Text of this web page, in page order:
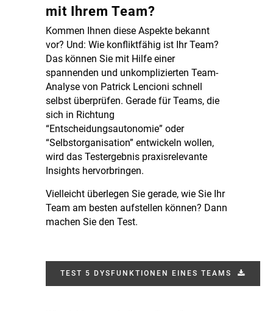
mit Ihrem Team?
Kommen Ihnen diese Aspekte bekannt
vor? Und: Wie konfliktfähig ist Ihr Team?
Das können Sie mit Hilfe einer
spannenden und unkomplizierten Team-
Analyse von Patrick Lencioni schnell
selbst überprüfen. Gerade für Teams, die
sich in Richtung
“Entscheidungsautonomie” oder
“Selbstorganisation” entwickeln wollen,
wird das Testergebnis praxisrelevante
Insights hervorbringen.
Vielleicht überlegen Sie gerade, wie Sie Ihr
Team am besten aufstellen können? Dann
machen Sie den Test.
TEST 5 DYSFUNKTIONEN EINES TEAMS